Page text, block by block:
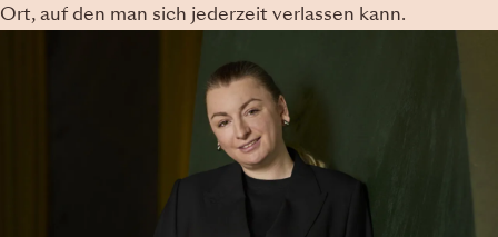
Ort, auf den man sich jederzeit verlassen kann.